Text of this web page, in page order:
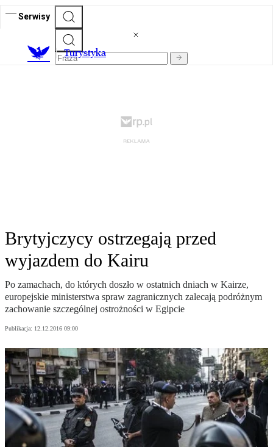
Serwisy
Turystyka
Brytyjczycy ostrzegają przed
wyjazdem do Kairu
Po zamachach, do których doszło w ostatnich dniach w Kairze,
europejskie ministerstwa spraw zagranicznych zalecają podróżnym
zachowanie szczególnej ostrożności w Egipcie
Publikacja: 12.12.2016 09:00